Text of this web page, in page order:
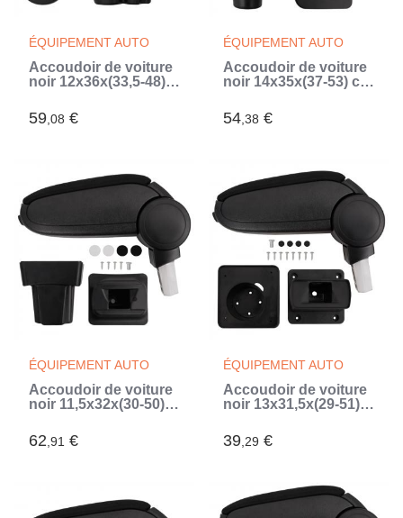
ÉQUIPEMENT AUTO
Accoudoir de voiture
noir 12x36x(33,5-48)
59,08 €
ÉQUIPEMENT AUTO
Accoudoir de voiture
noir 14x35x(37-53) cm
54,38 €
ÉQUIPEMENT AUTO
Accoudoir de voiture
noir 11,5x32x(30-50)
62,91 €
ÉQUIPEMENT AUTO
Accoudoir de voiture
noir 13x31,5x(29-51)
39,29 €